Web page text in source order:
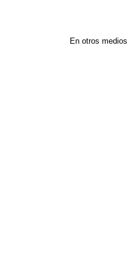
En otros medios